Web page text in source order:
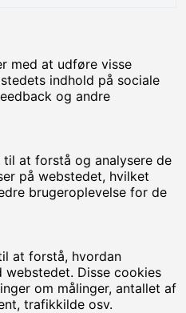
med at udføre visse
indhold på sociale
og andre
at forstå og analysere de
på webstedet, hvilket
brugeroplevelse for de
at forstå, hvordan
webstedet. Disse cookies
om målinger, antallet af
trafikkilde osv.